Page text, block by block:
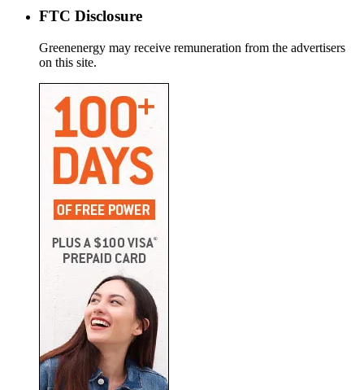
FTC Disclosure
Greenenergy may receive remuneration from the advertisers
on this site.